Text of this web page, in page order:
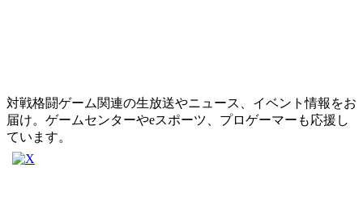
対戦格闘ゲーム関連の生放送やニュース、イベント情報をお
届け。ゲームセンターやeスポーツ、プロゲーマーも応援し
ています。